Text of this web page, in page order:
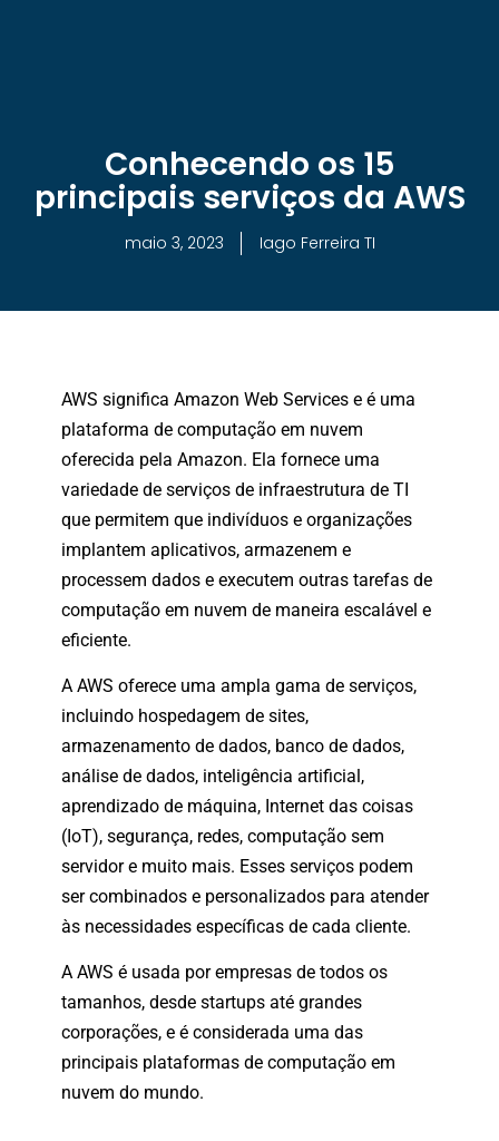
Conhecendo os 15
principais serviços da AWS
maio 3, 2023 Iago Ferreira TI
AWS significa Amazon Web Services e é uma
plataforma de computação em nuvem
oferecida pela Amazon. Ela fornece uma
variedade de serviços de infraestrutura de TI
que permitem que indivíduos e organizações
implantem aplicativos, armazenem e
processem dados e executem outras tarefas de
computação em nuvem de maneira escalável e
eficiente.
A AWS oferece uma ampla gama de serviços,
incluindo hospedagem de sites,
armazenamento de dados, banco de dados,
análise de dados, inteligência artificial,
aprendizado de máquina, Internet das coisas
(IoT), segurança, redes, computação sem
servidor e muito mais. Esses serviços podem
ser combinados e personalizados para atender
às necessidades específicas de cada cliente.
A AWS é usada por empresas de todos os
tamanhos, desde startups até grandes
corporações, e é considerada uma das
principais plataformas de computação em
nuvem do mundo.